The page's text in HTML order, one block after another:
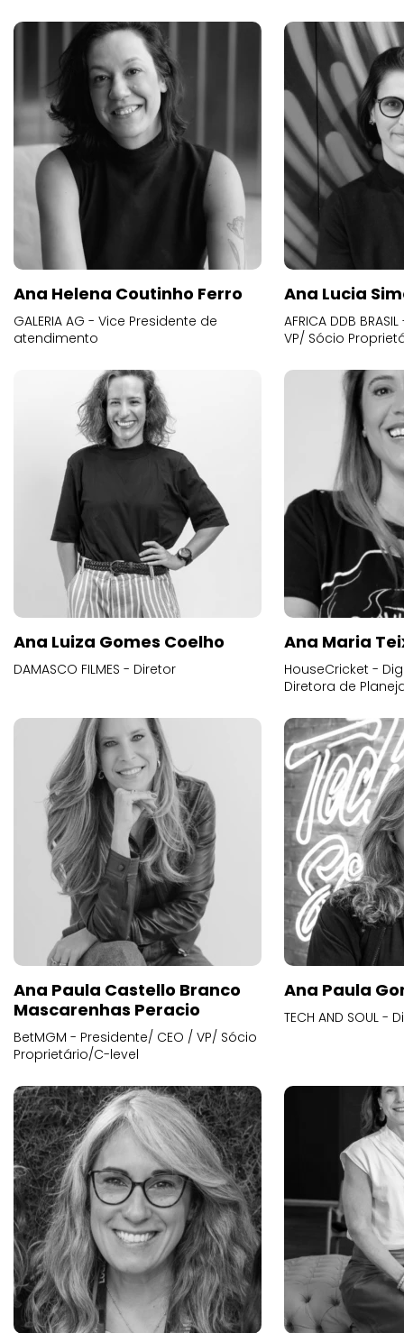
Ana Helena Coutinho Ferro
GALERIA AG - Vice Presidente de
atendimento
Ana Lucia
AFRICA DDB
VP/ Sócio
Ana Luiza Gomes Coelho
DAMASCO FILMES - Diretor
Ana Maria
HouseCricket -
Diretora de
Ana Paula Castello Branco
Mascarenhas Peracio
BetMGM - Presidente/ CEO / VP/ Sócio
Proprietário/C-level
Ana Paula
TECH AND SOUL